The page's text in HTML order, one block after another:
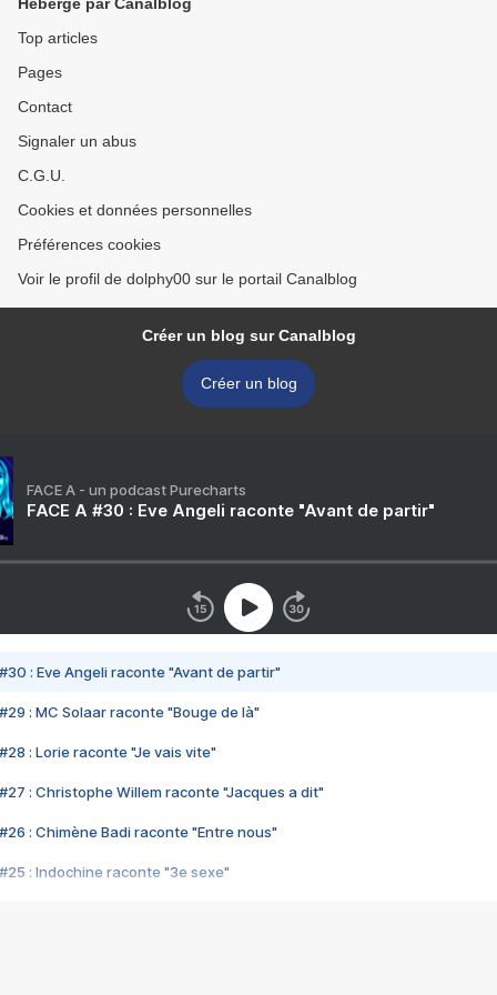
Top articles
Pages
Contact
Signaler un abus
C.G.U.
Cookies et données personnelles
Préférences cookies
Voir le profil de dolphy00 sur le portail Canalblog
Créer un blog sur Canalblog
Créer un blog
FACE A - un podcast Purecharts
FACE A #30 : Eve Angeli raconte "Avant de partir"
#30 : Eve Angeli raconte "Avant de partir"
#29 : MC Solaar raconte "Bouge de là"
#28 : Lorie raconte "Je vais vite"
#27 : Christophe Willem raconte "Jacques a dit"
#26 : Chimène Badi raconte "Entre nous"
#25 : Indochine raconte "3e sexe"